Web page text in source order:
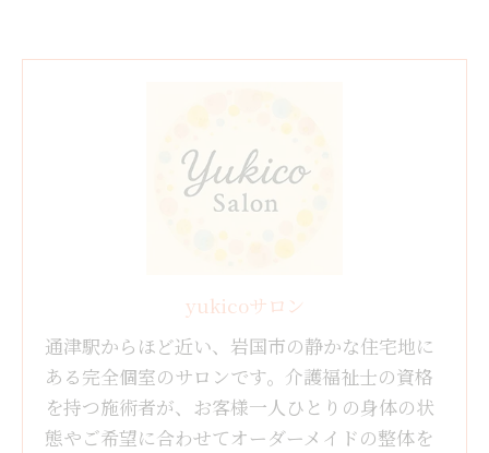
yukicoサロン
通津駅からほど近い、岩国市の静かな住宅地に
ある完全個室のサロンです。介護福祉士の資格
を持つ施術者が、お客様一人ひとりの身体の状
態やご希望に合わせてオーダーメイドの整体を